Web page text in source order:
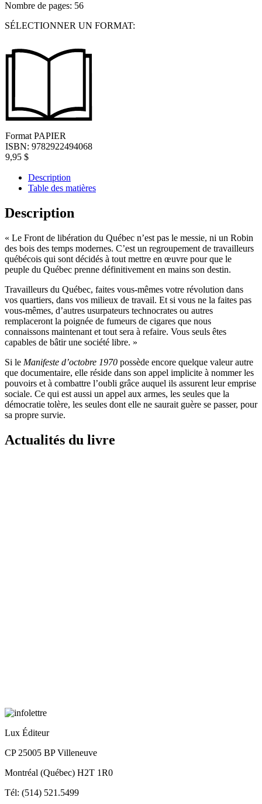
Nombre de pages: 56
SÉLECTIONNER UN FORMAT:
Format PAPIER
ISBN: 9782922494068
9,95 $
Description
Table des matières
Description
« Le Front de libération du Québec n’est pas le messie, ni un Robin
des bois des temps modernes. C’est un regroupement de travailleurs
québécois qui sont décidés à tout mettre en œuvre pour que le
peuple du Québec prenne définitivement en mains son destin.
Travailleurs du Québec, faites vous-mêmes votre révolution dans
vos quartiers, dans vos milieux de travail. Et si vous ne la faites pas
vous-mêmes, d’autres usurpateurs techno­crates ou autres
remplaceront la poignée de fumeurs de cigares que nous
connaissons maintenant et tout sera à ­refaire. Vous seuls êtes
capables de bâtir une société libre. »
Si le Manifeste d’octobre 1970 possède encore quelque valeur autre
que documentaire, elle réside dans son appel implicite à nommer les
pouvoirs et à combattre l’oubli grâce auquel ils assurent leur emprise
sociale. Ce qui est aussi un appel aux armes, les seules que la
démocratie tolère, les seules dont elle ne saurait guère se passer, pour
sa propre survie.
Actualités du livre
Lux Éditeur
CP 25005 BP Villeneuve
Montréal (Québec) H2T 1R0
Tél: (514) 521.5499